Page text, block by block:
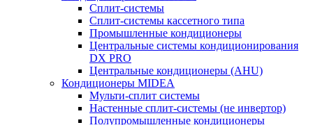
Сплит-системы
Сплит-системы кассетного типа
Промышленные кондиционеры
Центральные системы кондиционирования
DX PRO
Центральные кондиционеры (AHU)
Кондиционеры MIDEA
Мульти-сплит системы
Настенные сплит-системы (не инвертор)
Полупромышленные кондиционеры